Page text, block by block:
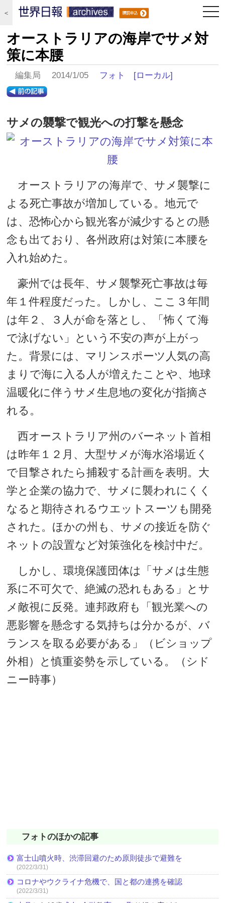
＜
オーストラリアの海岸でサメ対
策に本腰
編集局 2014/1/05 フォト [ローカル]
サメの襲撃で観光への打撃を懸念
オーストラリアの海岸で、サメ襲撃に
よる死亡事故が増加している。地元で
は、恐怖心から観光客が減少するとの懸
念も出ており、各州政府は対策に本腰を
入れ始めた。
豪州では長年、サメ襲撃死亡事故は毎
年１件程度だった。しかし、ここ３年間
は年２、３人が命を落とし、「怖くて海
で泳げない」という不安の声が上がっ
た。背景には、マリンスポーツ人気の高
まりで海に入る人が増えたことや、地球
温暖化に伴うサメ生息地の変化が指摘さ
れる。
西オーストラリア州のバーネット首相
は昨年１２月、大型サメが海水浴場近く
で目撃されたら捕殺する計画を表明。大
学と企業の協力で、サメに襲われにくく
なると期待されるウエットスーツも開発
された。ほかの州も、サメの接近を防ぐ
ネットの設置など対策強化を検討中だ。
しかし、環境保護団体は「サメは生態
系に不可欠で、絶滅の恐れもある」とサ
メ敵視に反発。連邦政府も「観光業への
悪影響を懸念する気持ちは分かるが、バ
ランスを取る必要がある」（ビショップ
外相）と慎重姿勢を示している。（シド
ニー時事）
フォトのほかの記事
富士山噴火時、渋滞回避のため原則徒歩で避難を
(2022/3/31)
コロナやウクライナ危機で、国と都の連携を確認
(2022/3/31)